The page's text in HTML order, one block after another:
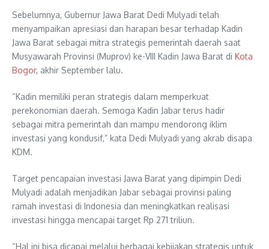
Sebelumnya, Gubernur Jawa Barat Dedi Mulyadi telah
menyampaikan apresiasi dan harapan besar terhadap Kadin
Jawa Barat sebagai mitra strategis pemerintah daerah saat
Musyawarah Provinsi (Muprov) ke-VIII Kadin Jawa Barat di Kota
Bogor, akhir September lalu.
“Kadin memiliki peran strategis dalam memperkuat
perekonomian daerah. Semoga Kadin Jabar terus hadir
sebagai mitra pemerintah dan mampu mendorong iklim
investasi yang kondusif,” kata Dedi Mulyadi yang akrab disapa
KDM.
Target pencapaian investasi Jawa Barat yang dipimpin Dedi
Mulyadi adalah menjadikan Jabar sebagai provinsi paling
ramah investasi di Indonesia dan meningkatkan realisasi
investasi hingga mencapai target Rp 271 triliun.
“Hal ini bisa dicapai melalui berbagai kebijakan strategis untuk